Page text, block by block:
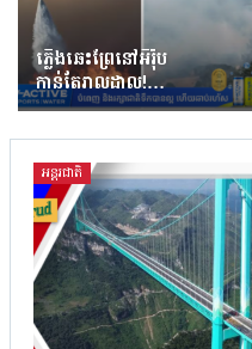
ភ្លើងឆេះព្រៃនៅអឺរ៉ុប
កាន់តែរាលដាល!…
អន្តរជាតិ